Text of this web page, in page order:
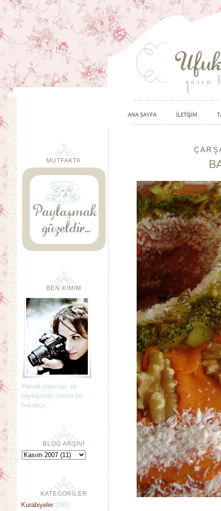
MUTFAKTA
BEN KIMIM
Yemek yapmayı ve
paylaşmayı seven bir
hukukçu..
BLOG ARŞİVİ
KATEGORİLER
Kurabiyeler (140)